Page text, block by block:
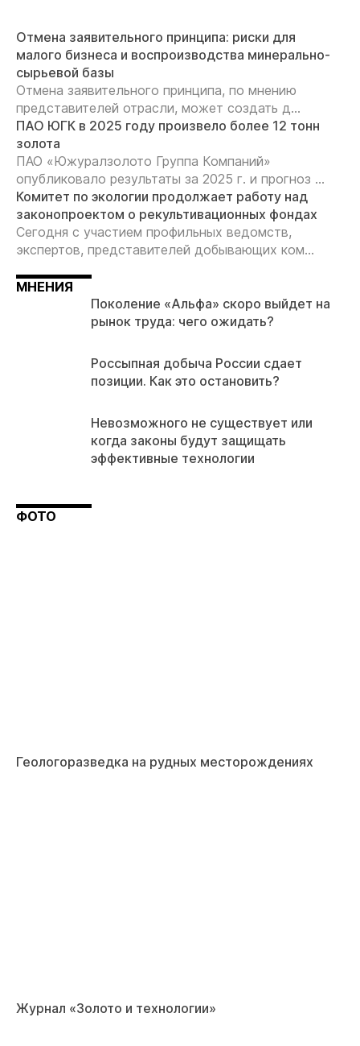
Отмена заявительного принципа: риски для
малого бизнеса и воспроизводства минерально-
сырьевой базы
Отмена заявительного принципа, по мнению
представителей отрасли, может создать д...
ПАО ЮГК в 2025 году произвело более 12 тонн
золота
ПАО «Южуралзолото Группа Компаний»
опубликовало результаты за 2025 г. и прогноз ...
Комитет по экологии продолжает работу над
законопроектом о рекультивационных фондах
Сегодня с участием профильных ведомств,
экспертов, представителей добывающих ком...
МНЕНИЯ
Поколение «Альфа» скоро выйдет на
рынок труда: чего ожидать?
Россыпная добыча России сдает
позиции. Как это остановить?
Невозможного не существует или
когда законы будут защищать
эффективные технологии
ФОТО
Геологоразведка на рудных месторождениях
Журнал «Золото и технологии»